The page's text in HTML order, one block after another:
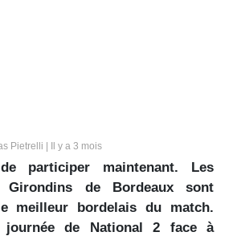
Pietrelli | Il y a 3 mois
participer maintenant. Les
Girondins de Bordeaux sont
meilleur bordelais du match.
journée de National 2 face à